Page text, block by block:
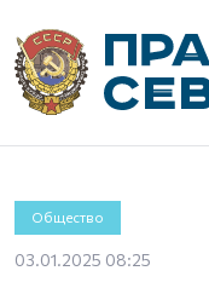
Общество
03.01.2025 08:25